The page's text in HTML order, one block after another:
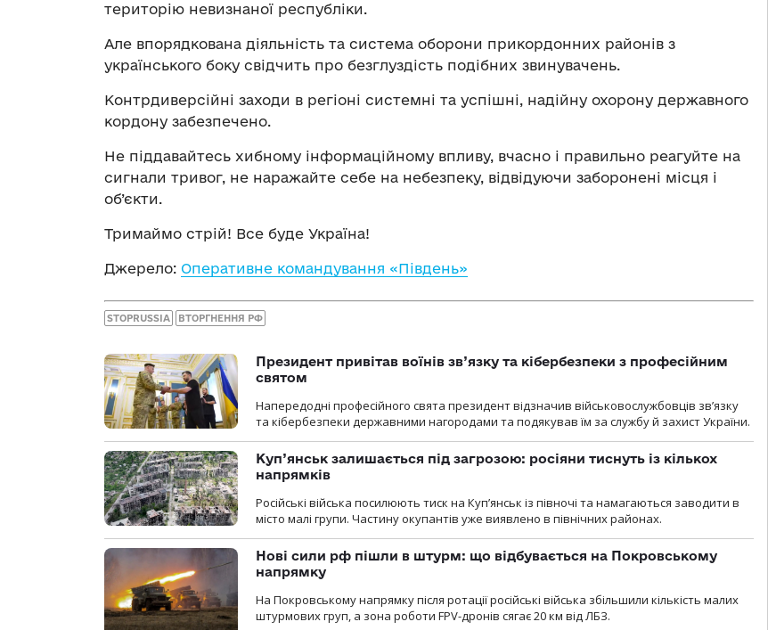
територію невизнаної республіки.
Але впорядкована діяльність та система оборони прикордонних районів з
українського боку свідчить про безглуздість подібних звинувачень.
Контрдиверсійні заходи в регіоні системні та успішні, надійну охорону державного
кордону забезпечено.
Не піддавайтесь хибному інформаційному впливу, вчасно і правильно реагуйте на
сигнали тривог, не наражайте себе на небезпеку, відвідуючи заборонені місця і
об’єкти.
Тримаймо стрій! Все буде Україна!
Джерело: Оперативне командування «Південь»
STOPRUSSIA ВТОРГНЕННЯ РФ
Президент привітав воїнів зв’язку та кібербезпеки з професійним
святом
Напередодні професійного свята президент відзначив військовослужбовців зв’язку
та кібербезпеки державними нагородами та подякував їм за службу й захист України.
Куп’янськ залишається під загрозою: росіяни тиснуть із кількох
напрямків
Російські війська посилюють тиск на Куп’янськ із півночі та намагаються заводити в
місто малі групи. Частину окупантів уже виявлено в північних районах.
Нові сили рф пішли в штурм: що відбувається на Покровському
напрямку
На Покровському напрямку після ротації російські війська збільшили кількість малих
штурмових груп, а зона роботи FPV-дронів сягає 20 км від ЛБЗ.